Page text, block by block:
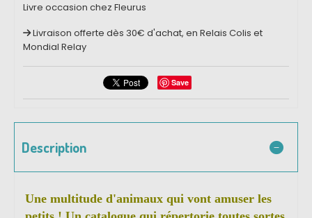
Livre occasion chez Fleurus
Livraison offerte dès 30€ d'achat, en Relais Colis et
Mondial Relay
Save
Description
Une multitude d'animaux qui vont amuser les